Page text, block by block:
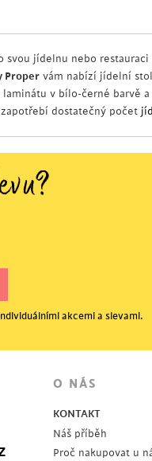
svou jídelnu nebo
Proper vám nabízí jídelní
laminátu v bílo-černé barvě
dostatečný počet
akcemi a slevami.
O NÁS
KONTAKT
Náš příběh
Proč nakupovat u